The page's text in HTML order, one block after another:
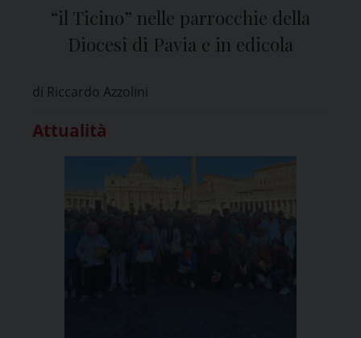
“il Ticino” nelle parrocchie della
Diocesi di Pavia e in edicola
di Riccardo Azzolini
Attualità